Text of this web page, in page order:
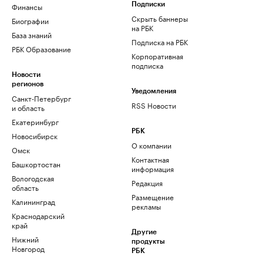
Финансы
Биографии
База знаний
РБК Образование
Новости
регионов
Санкт-Петербург
и область
Екатеринбург
Новосибирск
Омск
Башкортостан
Вологодская
область
Калининград
Краснодарский
край
Нижний
Новгород
Подписки
Скрыть баннеры
на РБК
Подписка на РБК
Корпоративная
подписка
Уведомления
RSS Новости
РБК
О компании
Контактная
информация
Редакция
Размещение
рекламы
Другие
продукты
РБК